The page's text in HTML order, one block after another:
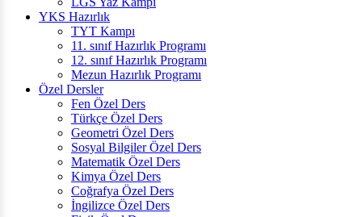
YKS Hazırlık
TYT Kampı
11. sınıf Hazırlık Programı
12. sınıf Hazırlık Programı
Mezun Hazırlık Programı
Özel Dersler
Fen Özel Ders
Türkçe Özel Ders
Geometri Özel Ders
Sosyal Bilgiler Özel Ders
Matematik Özel Ders
Kimya Özel Ders
Coğrafya Özel Ders
İngilizce Özel Ders